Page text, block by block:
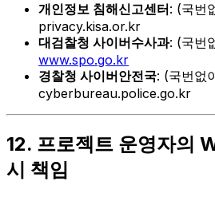
개인정보 침해신고센터: (국번
privacy.kisa.or.kr
대검찰청 사이버수사과: (국번
www.spo.go.kr
경찰청 사이버안전국: (국번없
cyberbureau.police.go.kr
12. 프로젝트 운영자의
시 책임